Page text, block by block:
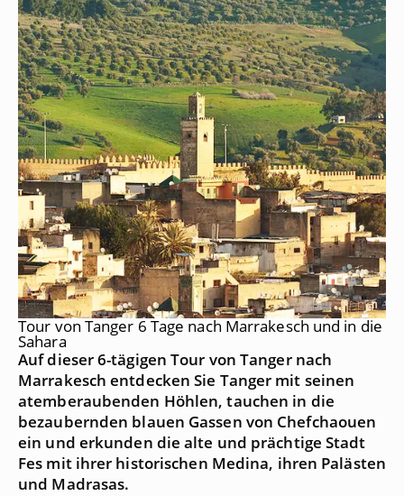
Tour von Tanger 6 Tage nach Marrakesch und in die
Sahara
Auf dieser 6-tägigen Tour von Tanger nach
Marrakesch entdecken Sie Tanger mit seinen
atemberaubenden Höhlen, tauchen in die
bezaubernden blauen Gassen von Chefchaouen
ein und erkunden die alte und prächtige Stadt
Fes mit ihrer historischen Medina, ihren Palästen
und Madrasas.